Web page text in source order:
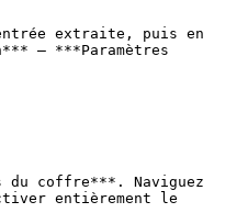
extraite, puis en
– ***Paramètres
du coffre***. Naviguez
entièrement le